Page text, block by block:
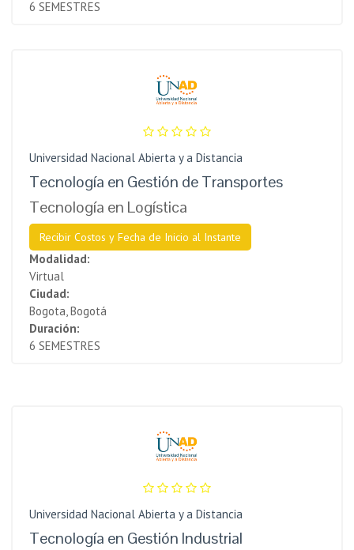
6 SEMESTRES
Universidad Nacional Abierta y a Distancia
Tecnología en Gestión de Transportes
Tecnología en Logística
Recibir Costos y Fecha de Inicio al Instante
Modalidad:
Virtual
Ciudad:
Bogota, Bogotá
Duración:
6 SEMESTRES
Universidad Nacional Abierta y a Distancia
Tecnología en Gestión Industrial